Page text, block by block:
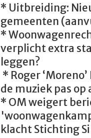
* Uitbreiding:
gemeenten
*
verplicht extra
leggen?
* Roger
de muziek pas op
* OM weigert
klacht Stichting